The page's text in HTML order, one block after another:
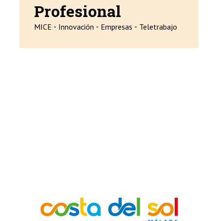
Profesional
MICE - Innovación - Empresas - Teletrabajo